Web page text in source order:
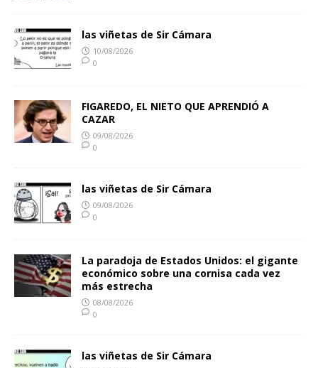
las viñetas de Sir Cámara
10/08/2026
0
FIGAREDO, EL NIETO QUE APRENDIÓ A
CAZAR
09/08/2026
0
las viñetas de Sir Cámara
09/08/2026
0
La paradoja de Estados Unidos: el gigante
económico sobre una cornisa cada vez
más estrecha
08/08/2026
0
las viñetas de Sir Cámara